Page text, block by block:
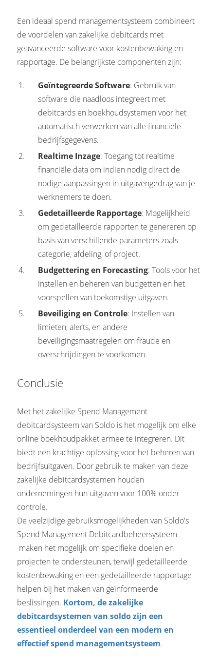
Een ideaal spend managementsysteem combineert
de voordelen van zakelijke debitcards met
geavanceerde software voor kostenbewaking en
rapportage. De belangrijkste componenten zijn:
Geïntegreerde Software: Gebruik van
software die naadloos integreert met
debitcards en boekhoudsystemen voor het
automatisch verwerken van alle financiële
bedrijfsgegevens.
Realtime Inzage: Toegang tot realtime
financiële data om indien nodig direct de
nodige aanpassingen in uitgavengedrag van je
werknemers te doen.
Gedetailleerde Rapportage: Mogelijkheid
om gedetailleerde rapporten te genereren op
basis van verschillende parameters zoals
categorie, afdeling, of project.
Budgettering en Forecasting: Tools voor het
instellen en beheren van budgetten en het
voorspellen van toekomstige uitgaven.
Beveiliging en Controle: Instellen van
limieten, alerts, en andere
beveiligingsmaatregelen om fraude en
overschrijdingen te voorkomen.
Conclusie
Met het zakelijke Spend Management
debitcardsysteem van Soldo is het mogelijk om elke
online boekhoudpakket ermee te integreren. Dit
biedt een krachtige oplossing voor het beheren van
bedrijfsuitgaven. Door gebruik te maken van deze
zakelijke debitcardsystemen houden
ondernemingen hun uitgaven voor 100% onder
controle.
De veelzijdige gebruiksmogelijkheden van Soldo's
Spend Management Debitcardbeheersysteem
maken het mogelijk om specifieke doelen en
projecten te ondersteunen, terwijl gedetailleerde
kostenbewaking en een gedetailleerde rapportage
helpen bij het maken van geïnformeerde
beslissingen. Kortom, de zakelijke
debitcardsystemen van soldo zijn een
essentieel onderdeel van een modern en
effectief spend managementsysteem.